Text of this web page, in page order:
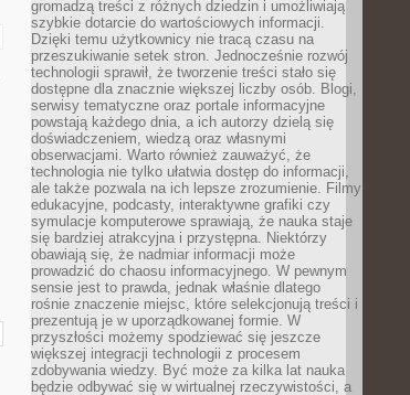
gromadzą treści z różnych dziedzin i umożliwiają
szybkie dotarcie do wartościowych informacji.
Dzięki temu użytkownicy nie tracą czasu na
przeszukiwanie setek stron. Jednocześnie rozwój
technologii sprawił, że tworzenie treści stało się
dostępne dla znacznie większej liczby osób. Blogi,
serwisy tematyczne oraz portale informacyjne
powstają każdego dnia, a ich autorzy dzielą się
doświadczeniem, wiedzą oraz własnymi
obserwacjami. Warto również zauważyć, że
technologia nie tylko ułatwia dostęp do informacji,
ale także pozwala na ich lepsze zrozumienie. Filmy
edukacyjne, podcasty, interaktywne grafiki czy
symulacje komputerowe sprawiają, że nauka staje
się bardziej atrakcyjna i przystępna. Niektórzy
obawiają się, że nadmiar informacji może
prowadzić do chaosu informacyjnego. W pewnym
sensie jest to prawda, jednak właśnie dlatego
rośnie znaczenie miejsc, które selekcjonują treści i
prezentują je w uporządkowanej formie. W
przyszłości możemy spodziewać się jeszcze
większej integracji technologii z procesem
zdobywania wiedzy. Być może za kilka lat nauka
będzie odbywać się w wirtualnej rzeczywistości, a